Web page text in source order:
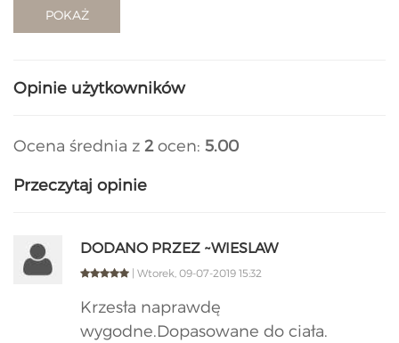
POKAŻ
Opinie użytkowników
Ocena średnia z 2ocen: 5.00
Przeczytaj opinie
DODANO PRZEZ ~WIESLAW
| Wtorek, 09-07-2019 15:32
Krzesła naprawdę
wygodne.Dopasowane do ciała.